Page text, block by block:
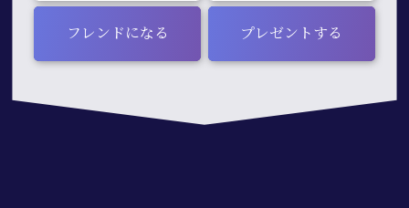
フレンドになる プレゼントする